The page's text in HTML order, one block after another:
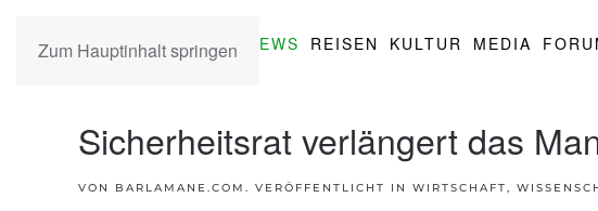
Zum Hauptinhalt springen NEWS REISEN KULTUR MEDIA
Sicherheitsrat verlängert das
VON BARLAMANE.COM. VERÖFFENTLICHT IN WIRTSCHAFT,